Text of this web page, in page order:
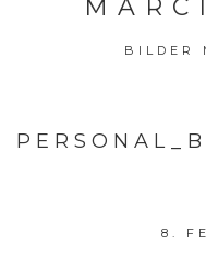
BILDER
8.